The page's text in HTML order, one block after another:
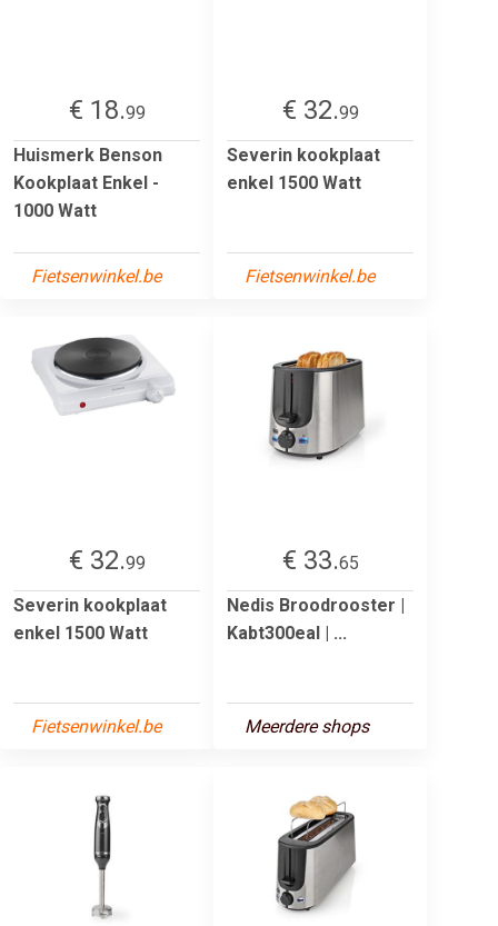
€ 18.99
Huismerk Benson
Kookplaat Enkel -
1000 Watt
Fietsenwinkel.be
€ 32.99
Severin kookplaat
enkel 1500 Watt
Fietsenwinkel.be
€ 32.99
Severin kookplaat
enkel 1500 Watt
Fietsenwinkel.be
€ 33.65
Nedis Broodrooster |
Kabt300eal | ...
Meerdere shops